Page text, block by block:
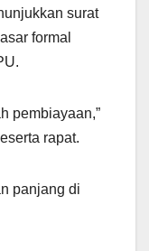
surat
formal
pembiayaan,”
rapat.
panjang di